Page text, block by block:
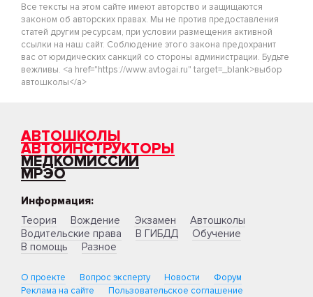
Все тексты на этом сайте имеют авторство и защищаются
законом об авторских правах. Мы не против предоставления
статей другим ресурсам, при условии размещения активной
ссылки на наш сайт. Соблюдение этого закона предохранит
вас от юридических санкций со стороны администрации. Будьте
вежливы. <a href="https://www.avtogai.ru" target=_blank>выбор
автошколы</a>
АВТОШКОЛЫ
АВТОИНСТРУКТОРЫ
МЕДКОМИССИИ
МРЭО
Информация:
Теория
Вождение Экзамен
Автошколы
Водительские права
В ГИБДД
Обучение
В помощь
Разное
О проекте Вопрос эксперту Новости
Форум
Реклама на сайте
Пользовательское соглашение